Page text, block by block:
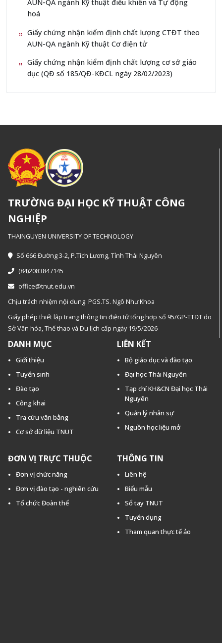
AUN-QA ngành Kỹ thuật điều khiển và Tự động
hoá
Giấy chứng nhận kiểm định chất lượng CTĐT theo
AUN-QA ngành Kỹ thuật Cơ điện tử
Giấy chứng nhận kiểm định chất lượng cơ sở giáo
dục (QĐ số 185/QĐ-KĐCL ngày 28/02/2023)
TRƯỜNG ĐẠI HỌC KỸ THUẬT CÔNG
NGHIỆP
THAINGUYEN UNIVERSITY OF TECHNOLOGY
Số 666 Đường 3-2, P.Tích Lương, Tỉnh Thái Nguyên
(84)2083847145
office@tnut.edu.vn
Chịu trách nhiệm nội dung: PGS.TS. Ngô Như Khoa
Giấy phép thiết lập trang thông tin điện tử tổng hợp số 95/GP-TTĐT do
Sở Văn hóa, Thế thao và Du lịch cấp ngày 19/5/2026
DANH MỤC
Giới thiệu
Tuyển sinh
Đào tạo
Công khai
Tra cứu văn bằng
Cơ sở dữ liệu TNUT
LIÊN KẾT
Bộ giáo dục và đào tạo
Đại học Thái Nguyên
Tạp chí KH&CN Đại học Thái
Nguyên
Quản lý nhân sự
Nguồn học liệu mở
ĐƠN VỊ TRỰC THUỘC
Đơn vị chức năng
Đơn vị đào tạo - nghiên cứu
Tổ chức Đoàn thể
THÔNG TIN
Liên hệ
Biểu mẫu
Sổ tay TNUT
Tuyển dụng
Tham quan thực tế ảo